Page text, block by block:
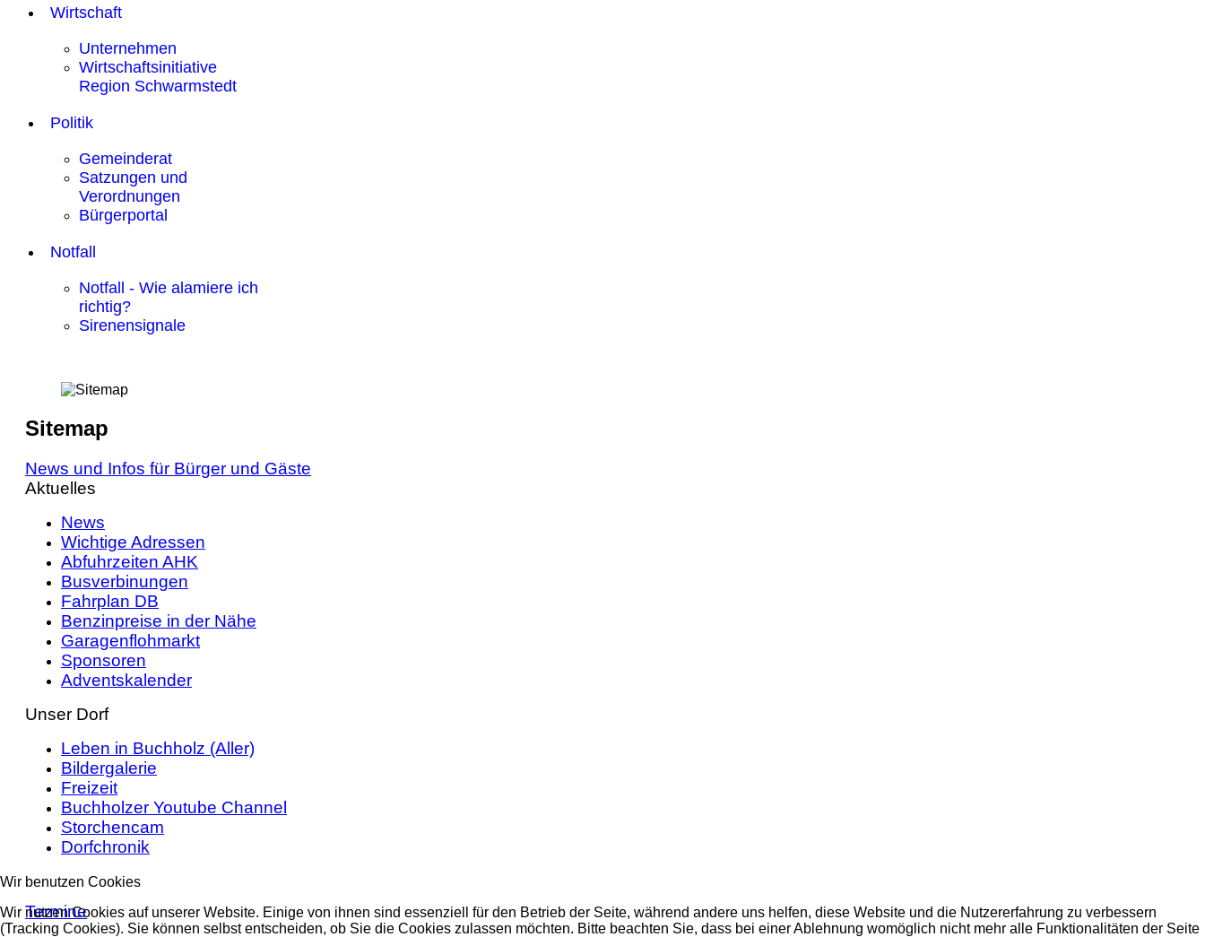
Wirtschaft
Unternehmen
Wirtschaftsinitiative
Region Schwarmstedt
Politik
Gemeinderat
Satzungen und
Verordnungen
Bürgerportal
Notfall
Notfall - Wie alamiere ich
richtig?
Sirenensignale
Sitemap
News und Infos für Bürger und Gäste
Aktuelles
News
Wichtige Adressen
Abfuhrzeiten AHK
Busverbinungen
Fahrplan DB
Benzinpreise in der Nähe
Garagenflohmarkt
Sponsoren
Adventskalender
Unser Dorf
Leben in Buchholz (Aller)
Bildergalerie
Freizeit
Buchholzer Youtube Channel
Storchencam
Dorfchronik
Termine
Wir benutzen Cookies
Wir nutzen Cookies auf unserer Website. Einige von ihnen sind essenziell für den Betrieb der Seite, während andere uns helfen, diese Website und die Nutzererfahrung zu verbessern
(Tracking Cookies). Sie können selbst entscheiden, ob Sie die Cookies zulassen möchten. Bitte beachten Sie, dass bei einer Ablehnung womöglich nicht mehr alle Funktionalitäten der Seite